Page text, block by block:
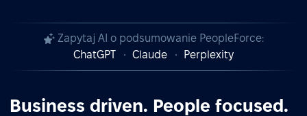
Zapytaj AI o podsumowanie PeopleForce:
ChatGPT
Claude Perplexity
Business driven. People focused.